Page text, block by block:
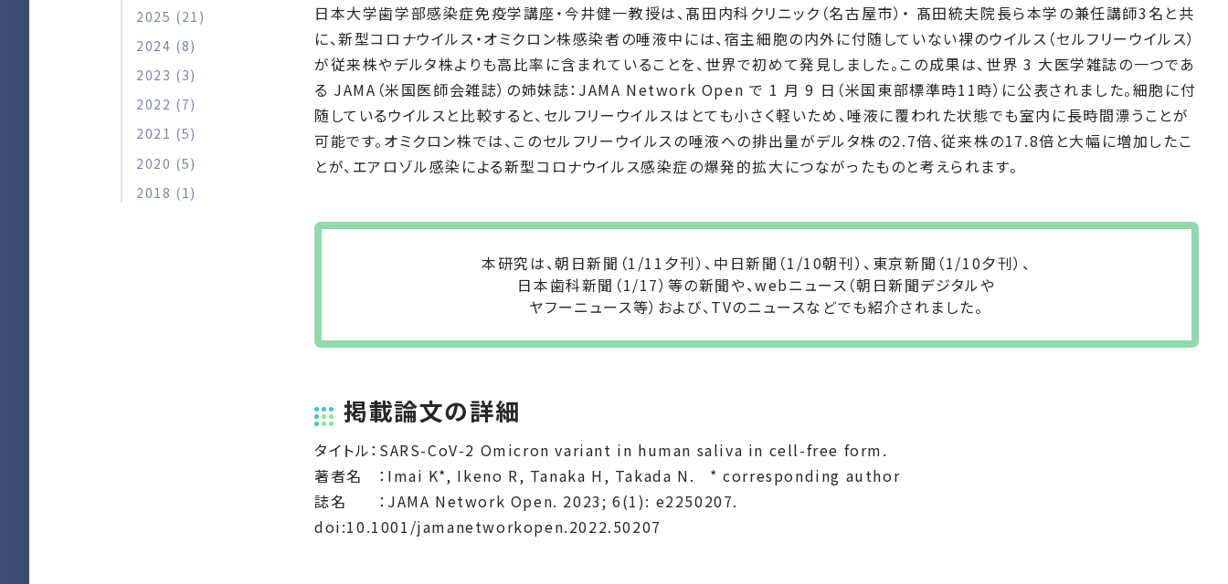
2025 (21)
2024 (8)
2023 (3)
2022 (7)
2021 (5)
2020 (5)
2018 (1)
日本大学歯学部感染症免疫学講座・今井健一教授は、髙田内科クリニック（名古屋市）・ 髙田統夫院⾧ら本学の兼任講師3名と共
に、新型コロナウイルス・オミクロン株感染者の唾液中には、宿主細胞の内外に付随していない裸のウイルス（セルフリーウイルス）
が従来株やデルタ株よりも高比率に含まれていることを、世界で初めて発見しました。この成果は、世界 3 大医学雑誌の一つであ
る JAMA（米国医師会雑誌）の姉妹誌：JAMA Network Open で 1 月 9 日（米国東部標準時11時）に公表されました。細胞に付
随しているウイルスと比較すると、セルフリーウイルスはとても小さく軽いため、唾液に覆われた状態でも室内に⾧時間漂うことが
可能です。オミクロン株では、このセルフリーウイルスの唾液への排出量がデルタ株の2.7倍、従来株の17.8倍と大幅に増加したこ
とが、エアロゾル感染による新型コロナウイルス感染症の爆発的拡大につながったものと考えられます。
本研究は、朝日新聞（1/11夕刊）、中日新聞（1/10朝刊）、東京新聞（1/10夕刊）、
日本歯科新聞（1/17）等の新聞や、webニュース（朝日新聞デジタルや
ヤフーニュース等）および、TVのニュースなどでも紹介されました。
掲載論文の詳細
タイトル：SARS-CoV-2 Omicron variant in human saliva in cell-free form.
著者名 ：Imai K*, Ikeno R, Tanaka H, Takada N. * corresponding author
誌名 ：JAMA Network Open. 2023; 6(1): e2250207.
doi:10.1001/jamanetworkopen.2022.50207